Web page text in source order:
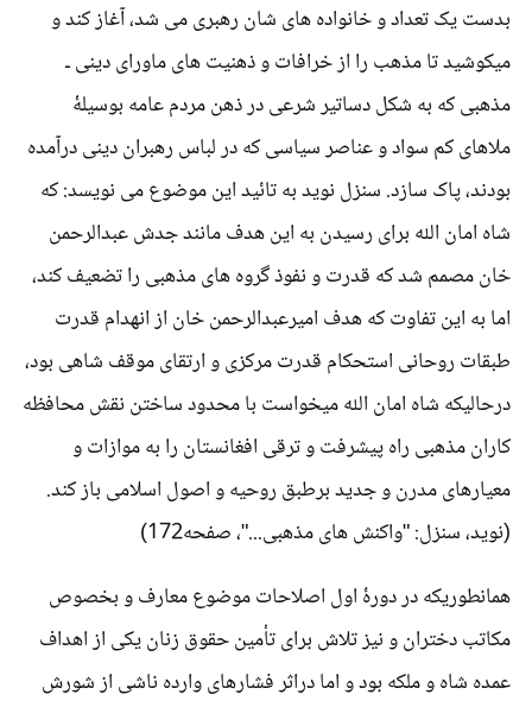
بدست یک تعداد و خانواده های شان رهبری می شد، آغاز کند و
میکوشید تا مذهب را از خرافات و ذهنیت های ماورای دینی ـ
مذهبی که به شکل دساتیر شرعی در ذهن مردم عامه بوسیلۀ
ملاهای کم سواد و عناصر سیاسی که در لباس رهبران دینی درآمده
بودند، پاک سازد. سنزل نوید به تائید این موضوع می نویسد: که
شاه امان الله برای رسیدن به این هدف مانند جدش عبدالرحمن
خان مصمم شد که قدرت و نفوذ گروه های مذهبی را تضعیف کند،
اما به این تفاوت که هدف امیرعبدالرحمن خان از انهدام قدرت
طبقات روحانی استحکام قدرت مرکزی و ارتقای موقف شاهی بود،
درحالیکه شاه امان الله میخواست با محدود ساختن نقش محافظه
کاران مذهبی راه پیشرفت و ترقی افغانستان را به موازات و
معیارهای مدرن و جدید برطبق روحیه و اصول اسلامی باز کند.
(نوید، سنزل: "واکنش های مذهبی..."، صفحه172)
همانطوریکه در دورۀ اول اصلاحات موضوع معارف و بخصوص
مکاتب دختران و نیز تلاش برای تأمین حقوق زنان یکی از اهداف
عمده شاه و ملکه بود و اما دراثر فشارهای وارده ناشی از شورش